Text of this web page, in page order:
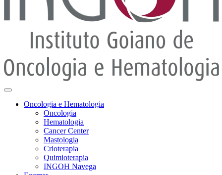
Oncologia e Hematologia
Oncologia
Hematologia
Cancer Center
Mastologia
Crioterapia
Quimioterapia
INGOH Navega